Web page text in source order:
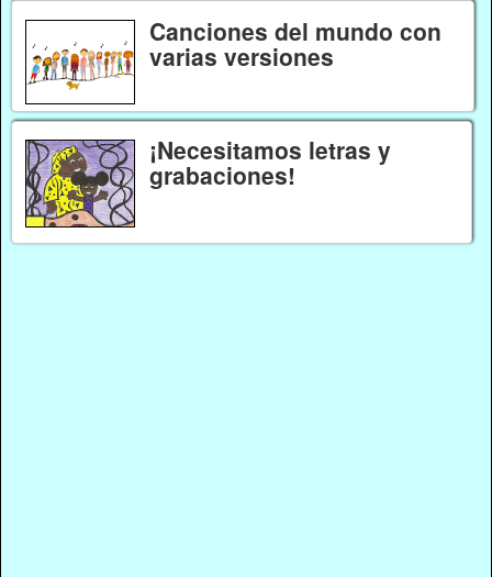
Canciones del mundo con
varias versiones
¡Necesitamos letras y
grabaciones!